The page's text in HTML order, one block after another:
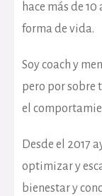
hace más de
forma de vida.
Soy coach y
pero por sobre
el
Desde el 2017
optimizar y
bienestar y